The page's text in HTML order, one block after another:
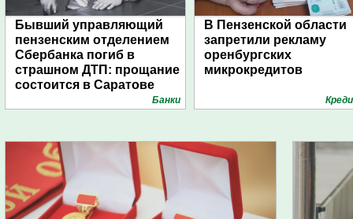
Бывший управляющий
пензенским отделением
Сбербанка погиб в
страшном ДТП: прощание
состоится в Саратове
Банки
В Пензенской области
запретили рекламу
оренбургских
микрокредитов